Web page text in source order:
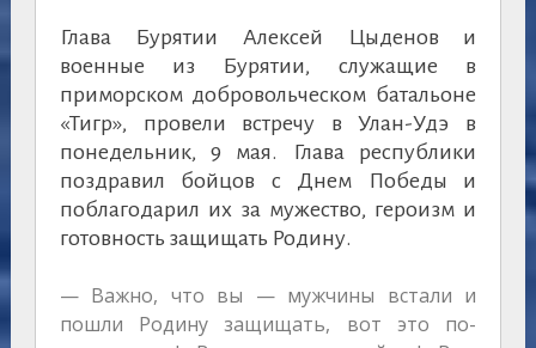
Глава Бурятии Алексей Цыденов и
военные из Бурятии, служащие в
приморском добровольческом батальоне
«Тигр», провели встречу в Улан-Удэ в
понедельник, 9 мая. Глава республики
поздравил бойцов с Днем Победы и
поблагодарил их за мужество, героизм и
готовность защищать Родину.
— Важно, что вы — мужчины встали и
пошли Родину защищать, вот это по-